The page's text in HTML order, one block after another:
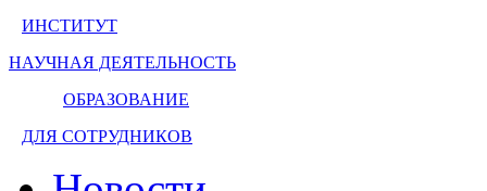
ИНСТИТУТ
НАУЧНАЯ ДЕЯТЕЛЬНОСТЬ
ОБРАЗОВАНИЕ
ДЛЯ СОТРУДНИКОВ